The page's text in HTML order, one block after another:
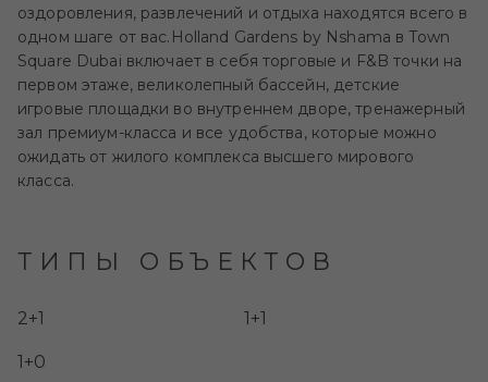
оздоровления, развлечений и отдыха находятся всего в
одном шаге от вас. Holland Gardens by Nshama в Town
Square Dubai включает в себя торговые и F&B точки на
первом этаже, великолепный бассейн, детские
игровые площадки во внутреннем дворе, тренажерный
зал премиум-класса и все удобства, которые можно
ожидать от жилого комплекса высшего мирового
класса.
ТИПЫ ОБЪЕКТОВ
2+1 1+1
1+0